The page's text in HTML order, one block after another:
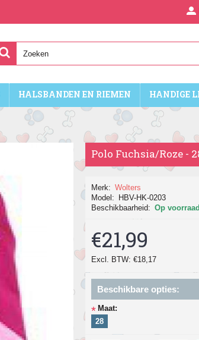
HALSBANDEN EN RIEMEN HANDIGE
Polo Fuchsia/Roze -
Merk: Wolters
Model:
HBV-HK-0203
Beschikbaarheid: Op voorraad
€21,99
Excl. BTW: €18,17
Beschikbare opties:
* Maat:
28